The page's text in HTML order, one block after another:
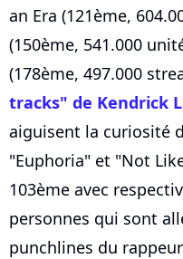
an Era (121ème,
(150ème, 541.000
(178ème, 497.000
tracks" de Kendrick
aiguisent la curiosité
"Euphoria" et "Not
103ème avec
personnes qui sont
punchlines du